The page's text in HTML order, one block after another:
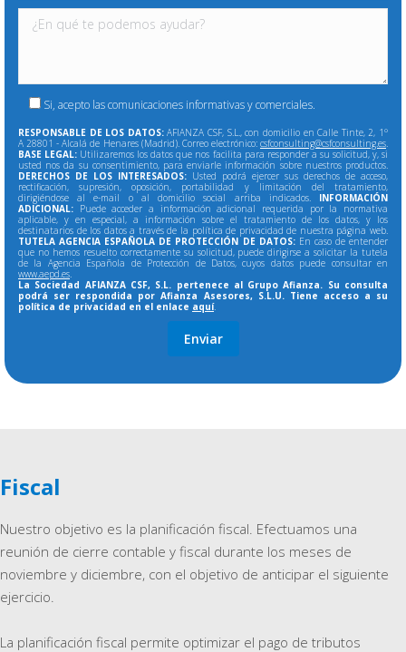
Si, acepto las comunicaciones informativas y comerciales.
RESPONSABLE DE LOS DATOS:AFIANZA CSF, S.L., con domicilio en Calle Tinte, 2, 1º
A 28801 - Alcalá de Henares (Madrid). Correo electrónico: csfconsulting@csfconsulting.es.
BASE LEGAL: Utilizaremos los datos que nos facilita para responder a su solicitud, y, si
usted nos da su consentimiento, para enviarle información sobre nuestros productos.
DERECHOS DE LOS INTERESADOS: Usted podrá ejercer sus derechos de acceso,
rectificación, supresión, oposición, portabilidad y limitación del tratamiento,
dirigiéndose al e-mail o al domicilio social arriba indicados. INFORMACIÓN
ADICIONAL: Puede acceder a información adicional requerida por la normativa
aplicable, y en especial, a información sobre el tratamiento de los datos, y los
destinatarios de los datos a través de la política de privacidad de nuestra página web.
TUTELA AGENCIA ESPAÑOLA DE PROTECCIÓN DE DATOS:En caso de entender
que no hemos resuelto correctamente su solicitud, puede dirigirse a solicitar la tutela
de la Agencia Española de Protección de Datos, cuyos datos puede consultar en
www.aepd.es.
La Sociedad AFIANZA CSF, S.L. pertenece al Grupo Afianza. Su consulta
podrá ser respondida por Afianza Asesores, S.L.U. Tiene acceso a su
política de privacidad en el enlace aquí.
Fiscal
Nuestro objetivo es la planificación fiscal. Efectuamos una
reunión de cierre contable y fiscal durante los meses de
noviembre y diciembre, con el objetivo de anticipar el siguiente
ejercicio.
La planificación fiscal permite optimizar el pago de tributos